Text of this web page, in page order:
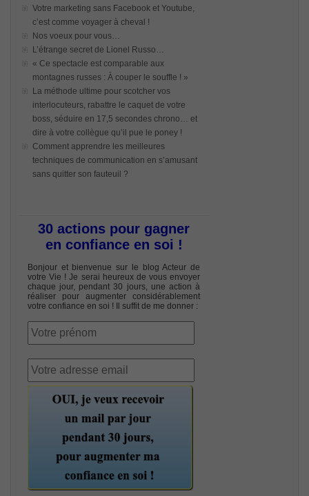
Votre marketing sans Facebook et Youtube,
c’est comme voyager à cheval !
Nos voeux pour vous…
L’étrange secret de Lionel Russo…
« Ce spectacle est comparable aux
montagnes russes : À couper le souffle ! »
La méthode ultime pour scotcher vos
interlocuteurs, rabattre le caquet de votre
boss, séduire en 17,5 secondes chrono… et
dire à votre collègue qu’il pue le poney !
Comment apprendre les meilleures
techniques de communication en s’amusant
sans quitter son fauteuil ?
30 actions pour gagner
en confiance en soi !
Bonjour et bienvenue sur le blog Acteur de
votre Vie ! Je serai heureux de vous envoyer
chaque jour, pendant 30 jours, une action à
réaliser pour augmenter considérablement
votre confiance en soi ! Il suffit de me donner :